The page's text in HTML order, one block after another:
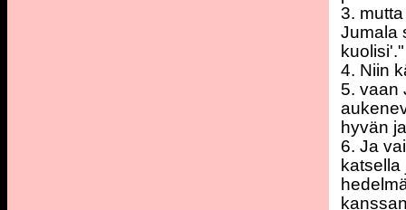
3.
Jumala
kuolisi'."
4. Niin
5. vaan
hyvän
6. Ja